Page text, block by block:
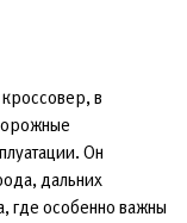
в
Он
дальних
где особенно важны